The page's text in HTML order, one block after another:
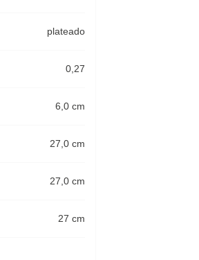
plateado
0,27
6,0 cm
27,0 cm
27,0 cm
27 cm